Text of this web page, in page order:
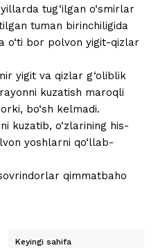
tug‘ilgan o‘smirlar
tuman birinchiligida
o‘ti bor polvon yigit-qizlar
yigit va qizlar g‘oliblik
kuzatish maroqli
bo‘sh kelmadi.
kuzatib, o‘zlarining his-
yoshlarni qo‘llab-
qimmatbaho
Keyingi sahifa